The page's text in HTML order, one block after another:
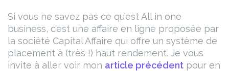
Si vous ne savez pas ce qu’est All in one
business, c’est une affaire en ligne proposée par
la société Capital Affaire qui offre un système de
placement à (très !) haut rendement. Je vous
invite à aller voir mon article précédent pour en